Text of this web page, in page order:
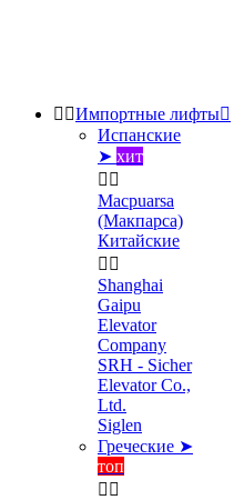
 Импортные лифты
Испанские
➤ хит
 
Macpuarsa
(Макпарса)
Китайские
 
Shanghai
Gaipu
Elevator
Company
SRH - Sicher
Elevator Co.,
Ltd.
Siglen
Греческие ➤
топ
 